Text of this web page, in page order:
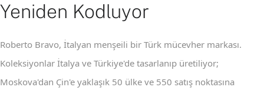
Yeniden Kodluyor
Roberto Bravo, İtalyan menşeili bir Türk mücevher markası.
Koleksiyonlar İtalya ve Türkiye'de tasarlanıp üretiliyor;
Moskova'dan Çin'e yaklaşık 50 ülke ve 550 satış noktasına